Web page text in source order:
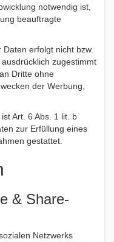
notwendig ist,
beauftragte
erfolgt nicht bzw.
zugestimmt
Dritte ohne
der Werbung,
Art. 6 Abs. 1 lit. b
zur Erfüllung eines
gestattet.
& Share-
Netzwerks